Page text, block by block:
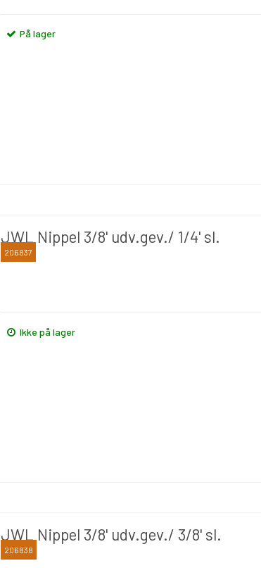
På lager
JWL Nippel 3/8' udv.gev./ 1/4' sl.
JWL
206837
Ikke på lager
JWL Nippel 3/8' udv.gev./ 3/8' sl.
JWL
206838